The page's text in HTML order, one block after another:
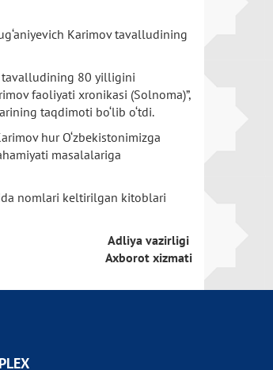
Karimov tavalludining
tavalludining 80 yilligini
faoliyati xronikasi (Solnoma)”,
taqdimoti bo‘lib o‘tdi.
hur O‘zbekistonimizga
masalalariga
nomlari keltirilgan kitoblari
Adliya vazirligi
Axborot xizmati